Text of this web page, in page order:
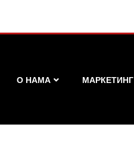
О НАМА МАРКЕТИНГ